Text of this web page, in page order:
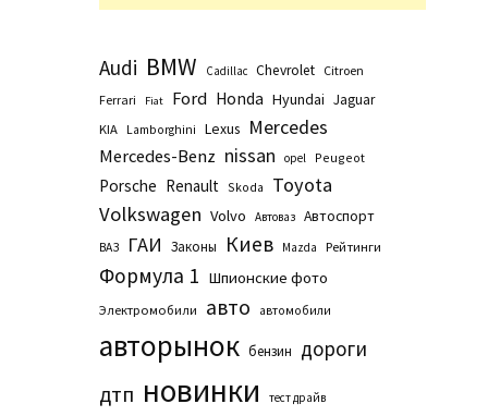
Audi BMW Cadillac Chevrolet Citroen
Ferrari
Fiat Ford Honda Hyundai Jaguar
KIA Lamborghini Lexus Mercedes
Mercedes-Benz nissan opel Peugeot
Porsche Renault Skoda
Toyota
Volkswagen Volvo Автоваз Автоспорт
ВАЗ ГАИ Законы Киев Маzda Рейтинги
Формула 1 Шпионские фото
Электромобили авто автомобили
авторынок бензин дороги
дтп новинки тест драйв